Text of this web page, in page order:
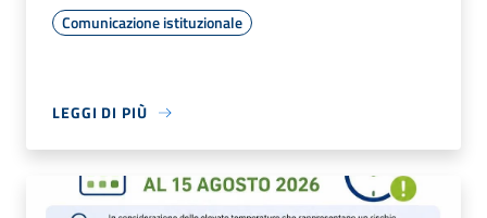
Comunicazione istituzionale
LEGGI DI PIÙ